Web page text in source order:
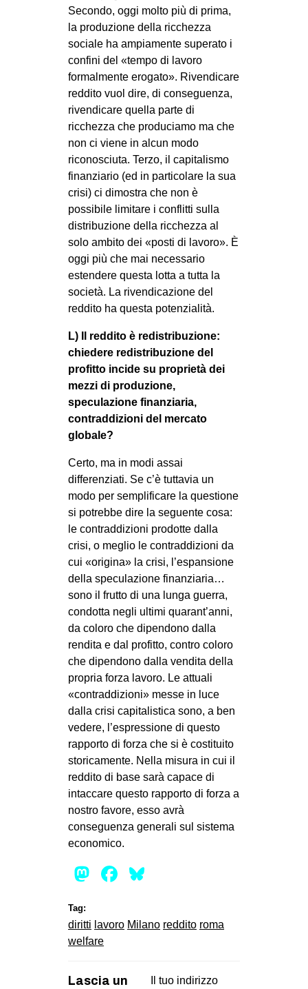
Secondo, oggi molto più di prima,
la produzione della ricchezza
sociale ha ampiamente superato i
confini del «tempo di lavoro
formalmente erogato». Rivendicare
reddito vuol dire, di conseguenza,
rivendicare quella parte di
ricchezza che produciamo ma che
non ci viene in alcun modo
riconosciuta. Terzo, il capitalismo
finanziario (ed in particolare la sua
crisi) ci dimostra che non è
possibile limitare i conflitti sulla
distribuzione della ricchezza al
solo ambito dei «posti di lavoro». È
oggi più che mai necessario
estendere questa lotta a tutta la
società. La rivendicazione del
reddito ha questa potenzialità.
L) Il reddito è redistribuzione:
chiedere redistribuzione del
profitto incide su proprietà dei
mezzi di produzione,
speculazione finanziaria,
contraddizioni del mercato
globale?
Certo, ma in modi assai
differenziati. Se c’è tuttavia un
modo per semplificare la questione
si potrebbe dire la seguente cosa:
le contraddizioni prodotte dalla
crisi, o meglio le contraddizioni da
cui «origina» la crisi, l’espansione
della speculazione finanziaria…
sono il frutto di una lunga guerra,
condotta negli ultimi quarant’anni,
da coloro che dipendono dalla
rendita e dal profitto, contro coloro
che dipendono dalla vendita della
propria forza lavoro. Le attuali
«contraddizioni» messe in luce
dalla crisi capitalistica sono, a ben
vedere, l’espressione di questo
rapporto di forza che si è costituito
storicamente. Nella misura in cui il
reddito di base sarà capace di
intaccare questo rapporto di forza a
nostro favore, esso avrà
conseguenza generali sul sistema
economico.
Mastodon
Facebook
Tag:
diritti lavoro Milano reddito roma
welfare
Lascia un
Il tuo indirizzo